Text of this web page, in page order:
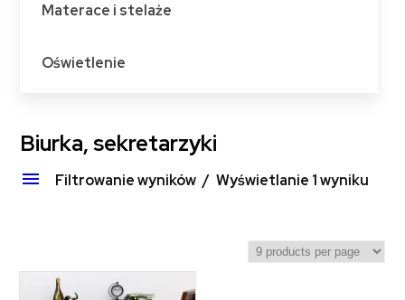
Materace i stelaże
Oświetlenie
Biurka, sekretarzyki
Filtrowanie wyników Wyświetlanie 1 wyniku